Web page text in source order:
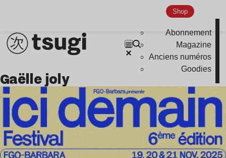
Shop
Abonnement
Magazine
Anciens numéros
Goodies
gaëlle joly